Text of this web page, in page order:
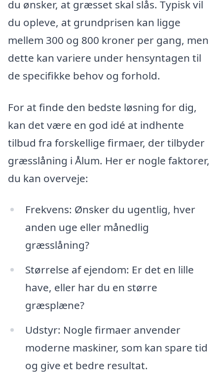
du ønsker, at græsset skal slås. Typisk vil
du opleve, at grundprisen kan ligge
mellem 300 og 800 kroner per gang, men
dette kan variere under hensyntagen til
de specifikke behov og forhold.
For at finde den bedste løsning for dig,
kan det være en god idé at indhente
tilbud fra forskellige firmaer, der tilbyder
græsslåning i Ålum. Her er nogle faktorer,
du kan overveje:
Frekvens: Ønsker du ugentlig, hver
anden uge eller månedlig
græsslåning?
Størrelse af ejendom: Er det en lille
have, eller har du en større
græsplæne?
Udstyr: Nogle firmaer anvender
moderne maskiner, som kan spare tid
og give et bedre resultat.